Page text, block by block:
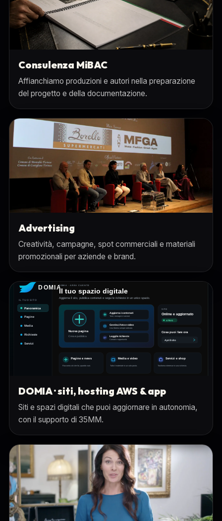
Consulenza MiBAC
Affianchiamo produzioni e autori nella preparazione
del progetto e della documentazione.
Advertising
Creatività, campagne, spot commerciali e materiali
promozionali per aziende e brand.
DOMIA · siti, hosting AWS & app
Siti e spazi digitali che puoi aggiornare in autonomia,
con il supporto di 35MM.